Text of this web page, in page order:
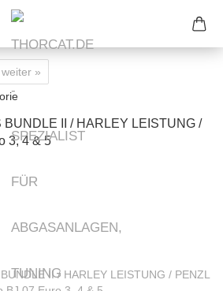
weiter »
BUNDLE II / HARLEY LEISTUNG /
3, 4 & 5